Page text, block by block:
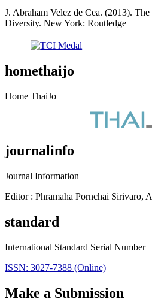
J. Abraham Velez de Cea. (2013).
Diversity. New York: Routledge
homethaijo
Home ThaiJo
journalinfo
Journal Information
Editor : Phramaha Pornchai Sirivaro,
standard
International Standard Serial Number
ISSN: 3027-7388 (Online)
Make a Submission